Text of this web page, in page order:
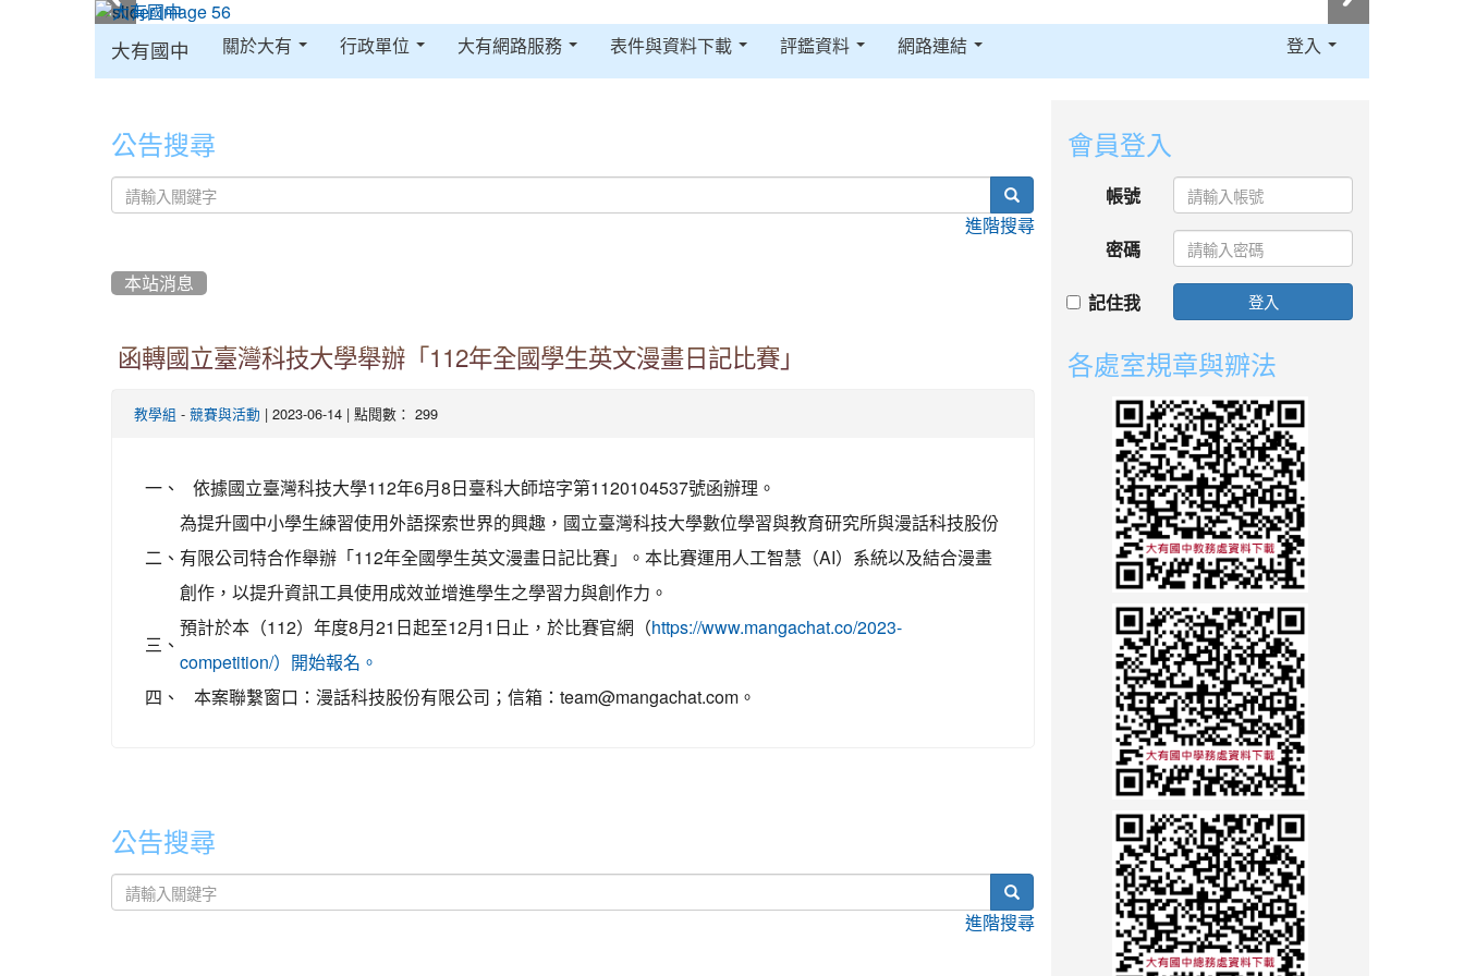
大有國中 關於大有 行政單位 大有網路服務 表件與資料下載 評鑑資料 網路連結 登入
公告搜尋
進階搜尋
本站消息
函轉國立臺灣科技大學舉辦「112年全國學生英文漫畫日記比賽」
教學組 - 競賽與活動 | 2023-06-14 | 點閱數： 299
一、 依據國立臺灣科技大學112年6月8日臺科大師培字第1120104537號函辦理。
二、
為提升國中小學生練習使用外語探索世界的興趣，國立臺灣科技大學數位學習與教育研究所與漫話科技股份
有限公司特合作舉辦「112年全國學生英文漫畫日記比賽」。本比賽運用人工智慧（AI）系統以及結合漫畫
創作，以提升資訊工具使用成效並增進學生之學習力與創作力。
三、
預計於本（112）年度8月21日起至12月1日止，於比賽官網（https://www.mangachat.co/2023-
competition/）開始報名。
四、 本案聯繫窗口：漫話科技股份有限公司；信箱：team@mangachat.com。
公告搜尋
進階搜尋
會員登入
帳號
密碼
記住我 登入
各處室規章與辧法